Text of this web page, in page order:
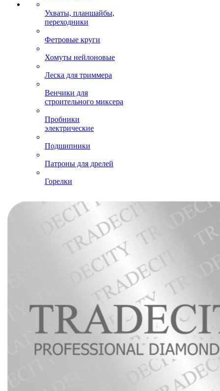
Ухваты, планшайбы,
переходники
Фетровые круги
Хомуты нейлоновые
Леска для триммера
Венчики для
строительного миксера
Пробники
электрические
Подшипники
Патроны для дрелей
Горелки